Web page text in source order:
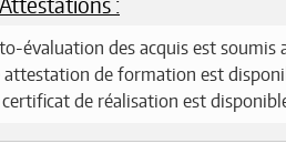
:
évaluation des acquis est
attestation de formation est
de réalisation est